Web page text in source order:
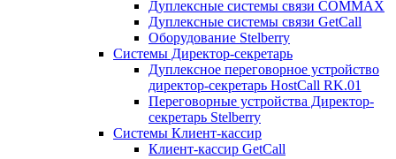
Дуплексные системы связи COMMAX
Дуплексные системы связи GetCall
Оборудование Stelberry
Системы Директор-секретарь
Дуплексное переговорное устройство
директор-секретарь HostCall RK.01
Переговорные устройства Директор-
секретарь Stelberry
Системы Клиент-кассир
Клиент-кассир GetCall